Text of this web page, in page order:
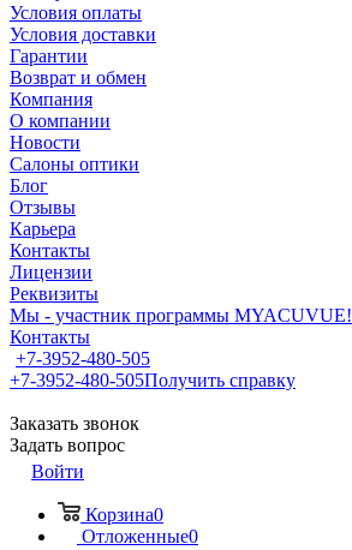
Условия оплаты
Условия доставки
Гарантии
Возврат и обмен
Компания
О компании
Новости
Салоны оптики
Блог
Отзывы
Карьера
Контакты
Лицензии
Реквизиты
Мы - участник программы MYACUVUE!
Контакты
+7-3952-480-505
+7-3952-480-505Получить справку
Заказать звонок
Задать вопрос
Войти
Корзина0
Отложенные0